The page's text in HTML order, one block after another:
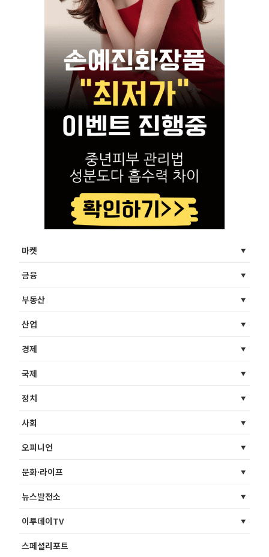
마켓
금융
부동산
산업
경제
국제
정치
사회
오피니언
문화·라이프
뉴스발전소
이투데이TV
스페셜리포트